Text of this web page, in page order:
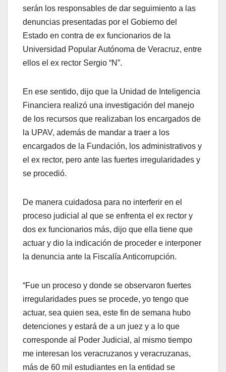
serán los responsables de dar seguimiento a las
denuncias presentadas por el Gobierno del
Estado en contra de ex funcionarios de la
Universidad Popular Autónoma de Veracruz, entre
ellos el ex rector Sergio “N”.
En ese sentido, dijo que la Unidad de Inteligencia
Financiera realizó una investigación del manejo
de los recursos que realizaban los encargados de
la UPAV, además de mandar a traer a los
encargados de la Fundación, los administrativos y
el ex rector, pero ante las fuertes irregularidades y
se procedió.
De manera cuidadosa para no interferir en el
proceso judicial al que se enfrenta el ex rector y
dos ex funcionarios más, dijo que ella tiene que
actuar y dio la indicación de proceder e interponer
la denuncia ante la Fiscalía Anticorrupción.
“Fue un proceso y donde se observaron fuertes
irregularidades pues se procede, yo tengo que
actuar, sea quien sea, este fin de semana hubo
detenciones y estará de a un juez y a lo que
corresponde al Poder Judicial, al mismo tiempo
me interesan los veracruzanos y veracruzanas,
más de 60 mil estudiantes en la entidad se